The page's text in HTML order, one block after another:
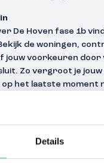
Details
De Hoven fase 1b
de woningen,
jouw voorkeuren door
Zo vergroot je jouw
het laatste moment